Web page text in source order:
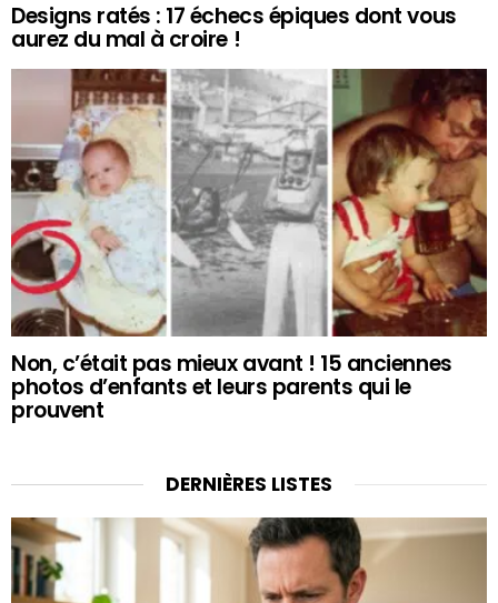
Designs ratés : 17 échecs épiques dont vous
aurez du mal à croire !
Non, c’était pas mieux avant ! 15 anciennes
photos d’enfants et leurs parents qui le
prouvent
DERNIÈRES LISTES